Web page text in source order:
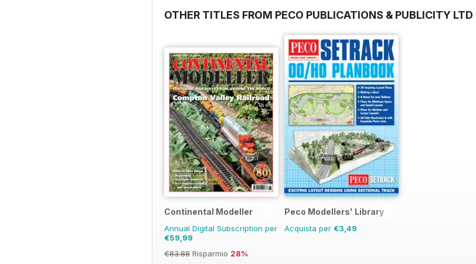
OTHER TITLES FROM PECO PUBLICATIONS & PUBLICITY LTD
Continental Modeller
Annual Digital Subscription per
€59,99
€83.88 Risparmio 28%
Peco Modellers' Library
Acquista per €3,49